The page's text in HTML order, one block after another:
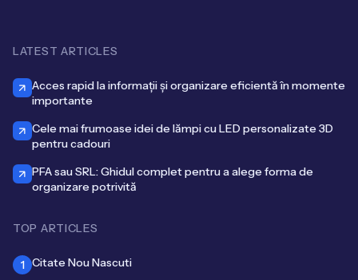
LATEST ARTICLES
Acces rapid la informații și organizare eficientă în momente
importante
Cele mai frumoase idei de lămpi cu LED personalizate 3D
pentru cadouri
PFA sau SRL: Ghidul complet pentru a alege forma de
organizare potrivită
TOP ARTICLES
1 Citate Nou Nascuti